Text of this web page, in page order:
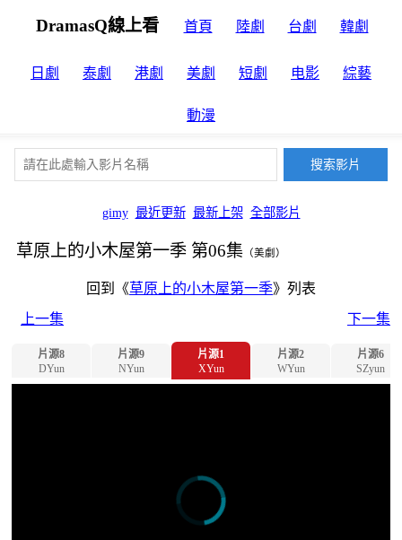
DramasQ線上看 首頁 陸劇 台劇 韓劇
日劇 泰劇 港劇 美劇 短劇 电影 綜藝
動漫
gimy 最近更新 最新上架 全部影片
草原上的小木屋第一季 第06集 （美劇）
回到《草原上的小木屋第一季》列表
上一集
下一集
片源8
DYun
片源9
NYun
片源1
XYun
片源2
WYun
片源6
SZyun